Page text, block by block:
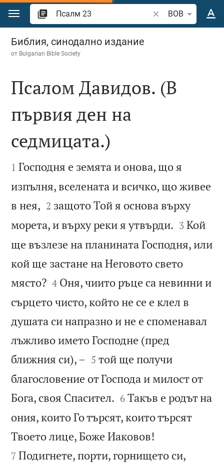
Преминете към съдържанието
Търсете стих или
BOB
Псалм 23
Библия, синодално издание
от Bulgarian Bible Society

Псалом Давидов. (В
първия ден на
седмицата.)

1 Господня е земята и онова, що я
изпълня, вселената и всичко, що живее
в нея, 

2 защото Той я основа върху
морета, и върху реки я утвърди. 

3 Кой
ще възлезе на планината Господня, или
кой ще застане на Неговото свето
място?
4 Оня, чиито ръце са невинни и
сърцето чисто, който не се е клел в
душата си напразно и не е споменавал
лъжливо името Господне (пред
ближния си), – 

5 той ще получи
благословение от Господа и милост от
Бога, своя Спасител. 

6 Такъв е родът на
ония, които Го търсят, които търсят
Твоето лице, Боже Иаковов!
7 Подигнете, порти, горнището си,